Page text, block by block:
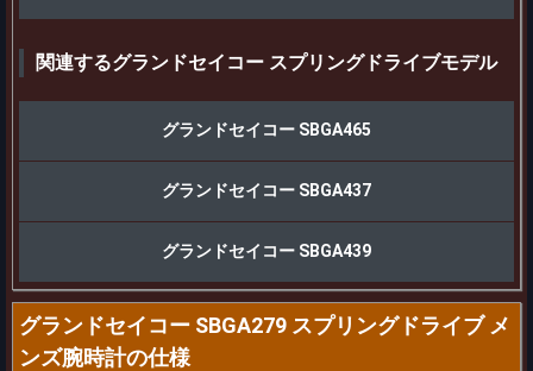
関連するグランドセイコー スプリングドライブモデル
グランドセイコー SBGA465
グランドセイコー SBGA437
グランドセイコー SBGA439
グランドセイコー SBGA279 スプリングドライブ メ
ンズ腕時計の仕様